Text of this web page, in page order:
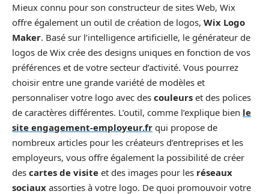
Mieux connu pour son constructeur de sites Web, Wix
offre également un outil de création de logos, Wix Logo
Maker. Basé sur l’intelligence artificielle, le générateur de
logos de Wix crée des designs uniques en fonction de vos
préférences et de votre secteur d’activité. Vous pourrez
choisir entre une grande variété de modèles et
personnaliser votre logo avec des couleurs et des polices
de caractères différentes. L’outil, comme l’explique bien le
site engagement-employeur.fr qui propose de
nombreux articles pour les créateurs d’entreprises et les
employeurs, vous offre également la possibilité de créer
des cartes de visite et des images pour les réseaux
sociaux assorties à votre logo. De quoi promouvoir votre